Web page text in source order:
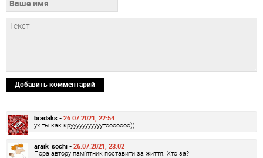
Добавить комментарий
bradaks - 26.07.2021, 22:54
ух ты как крууууууууууутооооооо))
araik_sochi - 26.07.2021, 23:02
Пора автору пам'ятник поставити за життя. Хто за?